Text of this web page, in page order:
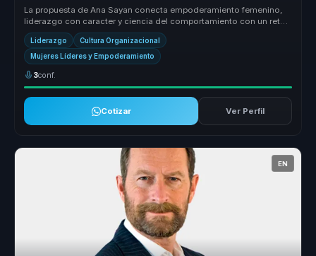
La propuesta de Ana Sayan conecta empoderamiento femenino,
liderazgo con caracter y ciencia del comportamiento con un reto
concreto para ...
Liderazgo Cultura Organizacional
Mujeres Líderes y Empoderamiento
3conf.
Cotizar Ver Perfil
EN